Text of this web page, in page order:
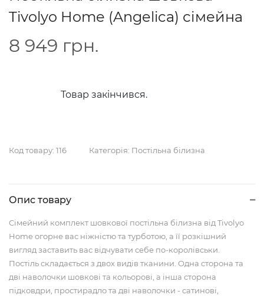
Tivolyo Home (Angelica) сімейна
8 949 грн.
Товар закінчився.
Код товару: 116 Категорія: Постільна білизна
Опис товару
Сімейний комплект шовкової постільна білизна від Tivolyo
Home огорне вас ніжністю та турботою, а її розкішний
вигляд заставить вас відчувати себе по-королівськи.
Постіль складається з двох видів тканини. Одна сторона та
дві наволочки шовкові та кольорові, а інша сторона
підковдри, простирадло та дві наволочки - сатинові,